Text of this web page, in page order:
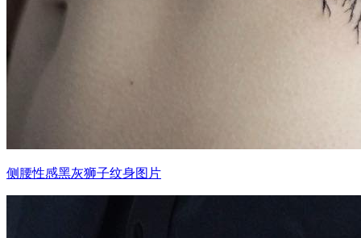
侧腰性感黑灰狮子纹身图片